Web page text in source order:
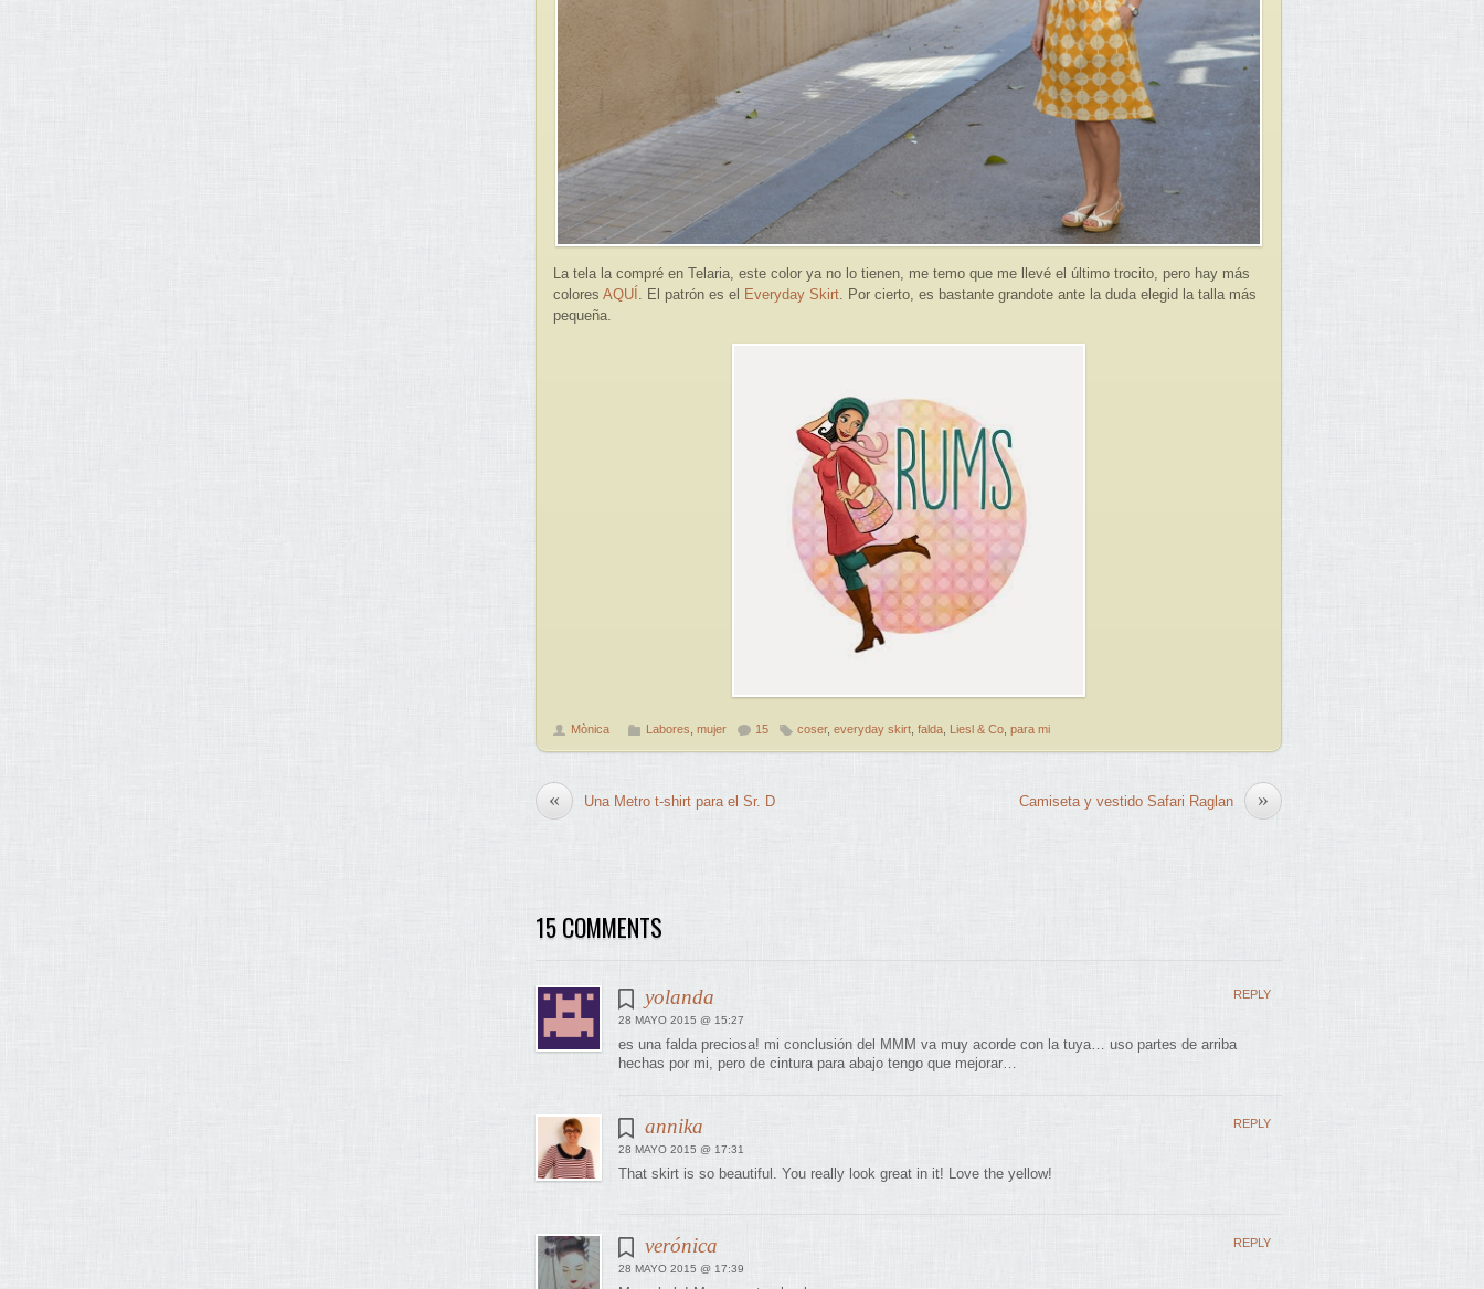
La tela la compré en Telaria, este color ya no lo tienen, me temo que me llevé el último trocito, pero hay más
colores AQUÍ . El patrón es el Everyday Skirt. Por cierto, es bastante grandote ante la duda elegid la talla más
pequeña.
Mònica Labores mujer 15 coser, everyday skirt falda Liesl & Co para mi
« Una Metro t-shirt para el Sr. D »
Camiseta y vestido Safari Raglan
15 COMMENTS
yolanda
28 MAYO 2015 @ 15:27
es una falda preciosa! mi conclusión del MMM va muy acorde con la tuya… uso partes de arriba
hechas por mi, pero de cintura para abajo tengo que mejorar…
REPLY
annika
28 MAYO 2015 @ 17:31
That skirt is so beautiful. You really look great in it! Love the yellow!
REPLY
verónica
28 MAYO 2015 @ 17:39
REPLY